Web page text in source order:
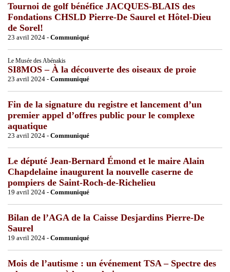
Tournoi de golf bénéfice JACQUES-BLAIS des
Fondations CHSLD Pierre-De Saurel et Hôtel-Dieu
de Sorel!
23 avril 2024 - Communiqué
Le Musée des Abénakis
SI8MOS – À la découverte des oiseaux de proie
23 avril 2024 - Communiqué
Fin de la signature du registre et lancement d’un
premier appel d’offres public pour le complexe
aquatique
23 avril 2024 - Communiqué
Le député Jean-Bernard Émond et le maire Alain
Chapdelaine inaugurent la nouvelle caserne de
pompiers de Saint-Roch-de-Richelieu
19 avril 2024 - Communiqué
Bilan de l’AGA de la Caisse Desjardins Pierre-De
Saurel
19 avril 2024 - Communiqué
Mois de l’autisme : un événement TSA – Spectre des